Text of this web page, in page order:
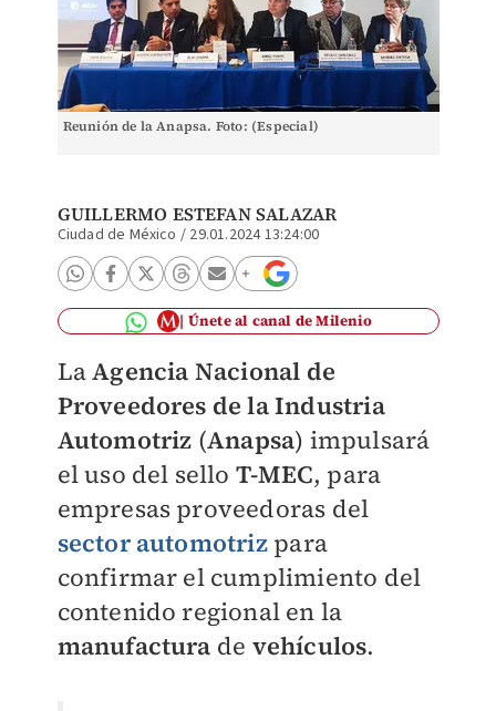
Reunión de la Anapsa. Foto: (Especial)
GUILLERMO ESTEFAN SALAZAR
Ciudad de México / 29.01.2024 13:24:00
Únete al canal de Milenio
LaAgencia Nacional de
Proveedores de la Industria
Automotriz (Anapsa) impulsará
el uso del sello T-MEC, para
empresas proveedoras del
sector automotriz para
confirmar el cumplimiento del
contenido regional en la
manufactura de vehículos.